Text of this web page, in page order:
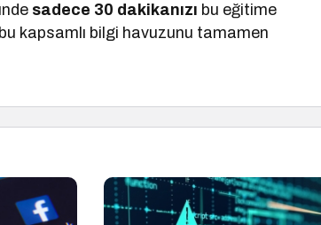
sadece 30 dakikanızı bu eğitime
kapsamlı bilgi havuzunu tamamen